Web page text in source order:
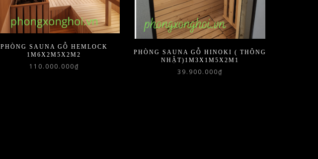
PHÒNG SAUNA GỖ HEMLOCK
1M6X2M5X2M2
110.000.000₫
PHÒNG SAUNA GỖ HINOKI ( THÔNG
NHẬT)1M3X1M5X2M1
39.900.000₫